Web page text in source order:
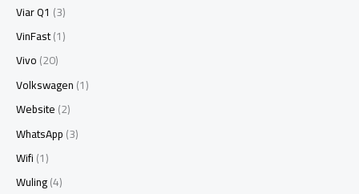
Viar Q1 (3)
VinFast(1)
Vivo(20)
Volkswagen(1)
Website(2)
WhatsApp(3)
Wifi(1)
Wuling(4)